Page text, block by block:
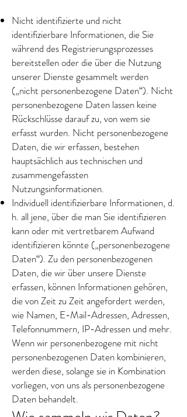
Nicht identifizierte und nicht
identifizierbare Informationen, die Sie
während des Registrierungsprozesses
bereitstellen oder die über die Nutzung
unserer Dienste gesammelt werden
(„nicht personenbezogene Daten“). Nicht
personenbezogene Daten lassen keine
Rückschlüsse darauf zu, von wem sie
erfasst wurden. Nicht personenbezogene
Daten, die wir erfassen, bestehen
hauptsächlich aus technischen und
zusammengefassten
Nutzungsinformationen.
Individuell identifizierbare Informationen, d.
h. all jene, über die man Sie identifizieren
kann oder mit vertretbarem Aufwand
identifizieren könnte („personenbezogene
Daten“). Zu den personenbezogenen
Daten, die wir über unsere Dienste
erfassen, können Informationen gehören,
die von Zeit zu Zeit angefordert werden,
wie Namen, E-Mail-Adressen, Adressen,
Telefonnummern, IP-Adressen und mehr.
Wenn wir personenbezogene mit nicht
personenbezogenen Daten kombinieren,
werden diese, solange sie in Kombination
vorliegen, von uns als personenbezogene
Daten behandelt.